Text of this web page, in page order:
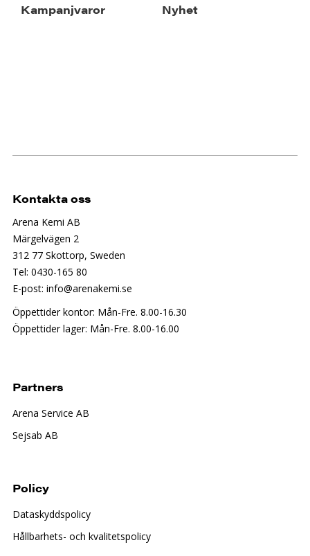
Kampanjvaror Nyhet
Kontakta oss
Arena Kemi AB
Märgelvägen 2
312 77 Skottorp, Sweden
Tel: 0430-165 80
E-post: info@arenakemi.se
Öppettider kontor: Mån-Fre. 8.00-16.30
Öppettider lager: Mån-Fre. 8.00-16.00
Partners
Arena Service AB
Sejsab AB
Policy
Dataskyddspolicy
Hållbarhets- och kvalitetspolicy